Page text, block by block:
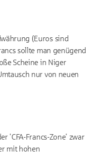
(Euros sind
sollte man genügend
Scheine in Niger
nur von neuen
'CFA-Francs-Zone' zwar
mit hohen